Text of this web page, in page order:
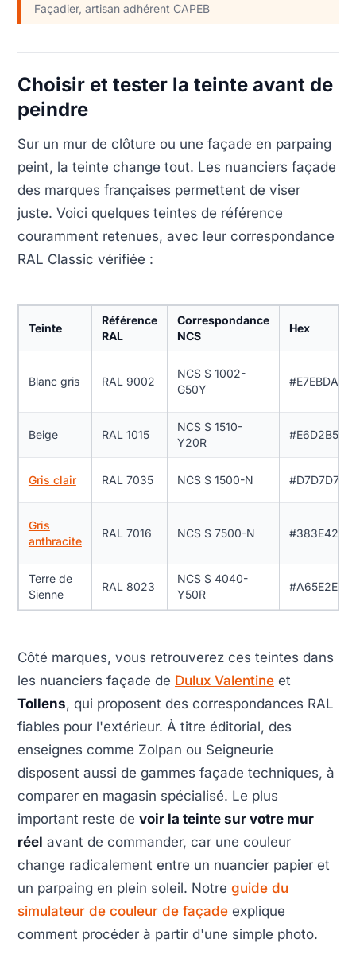
Façadier, artisan adhérent CAPEB
Choisir et tester la teinte avant de
peindre
Sur un mur de clôture ou une façade en parpaing
peint, la teinte change tout. Les nuanciers façade
des marques françaises permettent de viser
juste. Voici quelques teintes de référence
couramment retenues, avec leur correspondance
RAL Classic vérifiée :
Teinte
Référence
RAL
Correspondance
NCS
Hex
Blanc gris RAL 9002
NCS S 1002-
G50Y
#E7EBDA
Beige RAL 1015
NCS S 1510-
Y20R
#E6D2B5
Gris clair RAL 7035 NCS S 1500-N #D7D7D7
Gris
anthracite
RAL 7016 NCS S 7500-N #383E42
Terre de
Sienne
RAL 8023
NCS S 4040-
Y50R
#A65E2E
Côté marques, vous retrouverez ces teintes dans
les nuanciers façade de Dulux Valentine et
Tollens, qui proposent des correspondances RAL
fiables pour l'extérieur. À titre éditorial, des
enseignes comme Zolpan ou Seigneurie
disposent aussi de gammes façade techniques, à
comparer en magasin spécialisé. Le plus
important reste de voir la teinte sur votre mur
réel avant de commander, car une couleur
change radicalement entre un nuancier papier et
un parpaing en plein soleil. Notre guide du
simulateur de couleur de façade explique
comment procéder à partir d'une simple photo.